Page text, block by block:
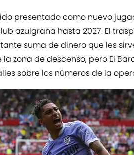
presentado como nuevo
azulgrana hasta 2027. El
suma de dinero que les
zona de descenso, pero El
sobre los números de la